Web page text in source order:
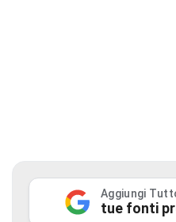
Aggiungi
tue fonti